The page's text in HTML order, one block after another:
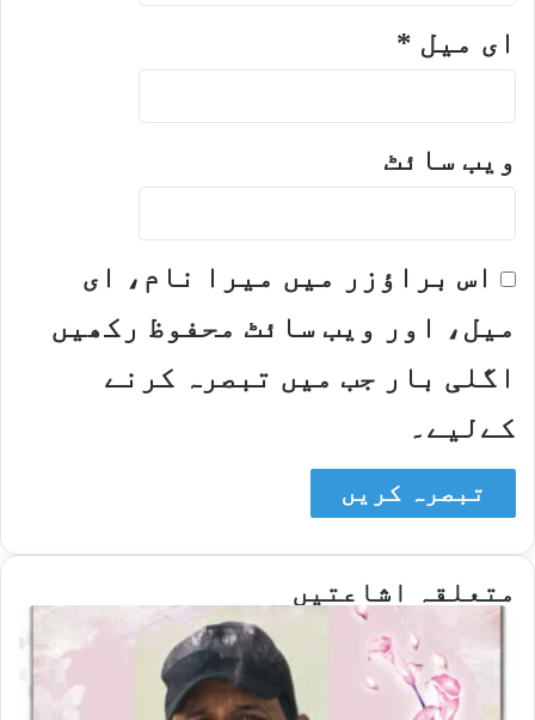
ای میل *
ویب‌ سائٹ
اس براؤزر میں میرا نام، ای
میل، اور ویب سائٹ محفوظ رکھیں
اگلی بار جب میں تبصرہ کرنے
کےلیے۔
متعلقہ اشاعتیں